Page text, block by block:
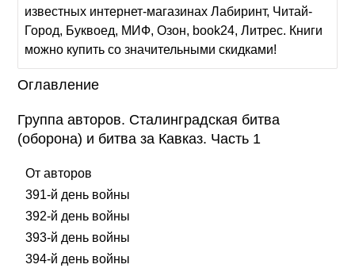
известных интернет-магазинах Лабиринт, Читай-
Город, Буквоед, МИФ, Озон, book24, Литрес. Книги
можно купить со значительными скидками!
Оглавление
Группа авторов. Сталинградская битва
(оборона) и битва за Кавказ. Часть 1
От авторов
391-й день войны
392-й день войны
393-й день войны
394-й день войны